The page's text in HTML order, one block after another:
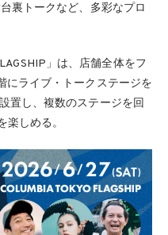
裏トークなど、多彩なプロ
」は、店舗全体をフ
にライブ・トークステージを
置し、複数のステージを回
しめる。